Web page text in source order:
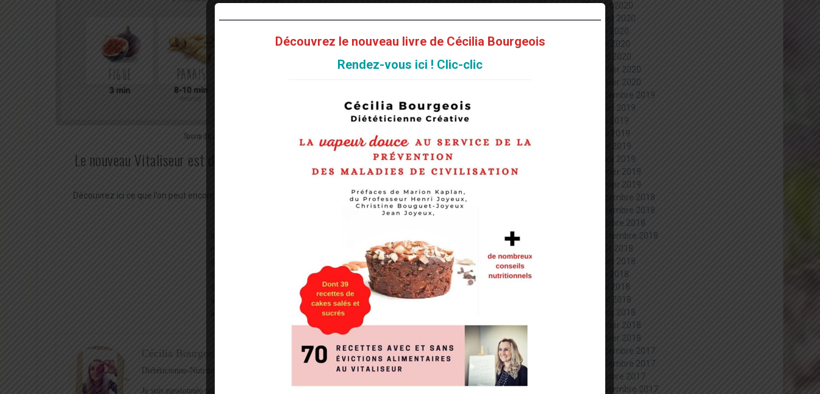
Source du calendrier de Marion Kaplan : http://www.vitaliseurdemarion.fr/officiel/
Le nouveau Vitaliseur est d’ailleurs arrivé en même temps que cette nouvelle saison !
découvre ici
Découvrez ici ce que l’on peut encore trouver en cette saison grâce à Véronique, notre nouvelle stagiaire en diététique !
Cécilia Bourgeois
Diététicienne-Nutritionniste depuis 16 ans.
Je suis passionnée par la nutrition, la physiologie et son fonctionnement et par la découverte des nouveaux
août 2020
juillet 2020
juin 2020
mai 2020
avril 2020
février 2020
janvier 2020
décembre 2019
juillet 2019
juin 2019
mai 2019
avril 2019
mars 2019
février 2019
janvier 2019
décembre 2018
novembre 2018
octobre 2018
septembre 2018
août 2018
juillet 2018
juin 2018
mai 2018
avril 2018
mars 2018
février 2018
janvier 2018
décembre 2017
novembre 2017
octobre 2017
septembre 2017
Découvrez le nouveau livre de Cécilia Bourgeois
Rendez-vous ici ! Clic-clic